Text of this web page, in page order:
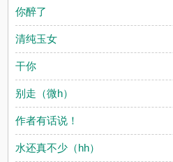
你醉了
清纯玉女
干你
别走（微h）
作者有话说！
水还真不少（hh）